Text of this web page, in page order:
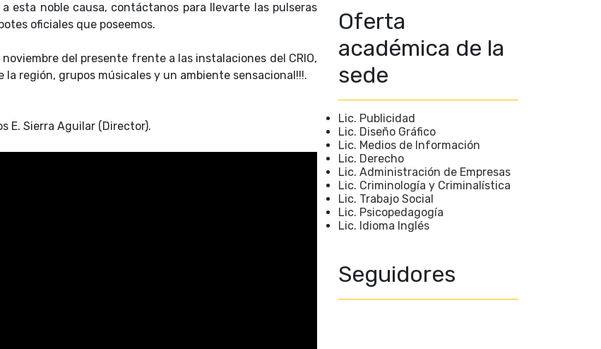
esta noble causa, contáctanos para llevarte las pulseras
oficiales que poseemos.
del presente frente a las instalaciones del CRIO,
región, grupos músicales y un ambiente sensacional!!!.
E. Sierra Aguilar (Director).
Oferta
académica de la
sede
Lic. Publicidad
Lic. Diseño Gráfico
Lic. Medios de Información
Lic. Derecho
Lic. Administración de Empresas
Lic. Criminología y Criminalística
Lic. Trabajo Social
Lic. Psicopedagogía
Lic. Idioma Inglés
Seguidores